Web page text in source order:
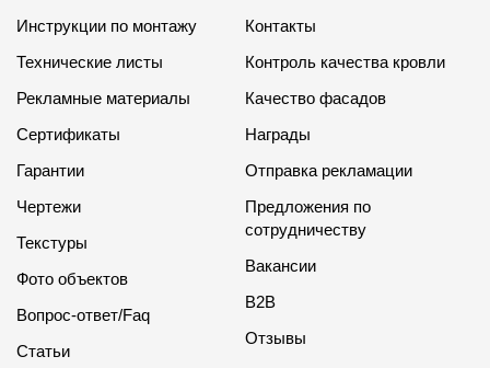
Инструкции по монтажу
Технические листы
Рекламные материалы
Сертификаты
Гарантии
Чертежи
Текстуры
Фото объектов
Вопрос-ответ/Faq
Статьи
Контакты
Контроль качества кровли
Качество фасадов
Награды
Отправка рекламации
Предложения по
сотрудничеству
Вакансии
B2B
Отзывы